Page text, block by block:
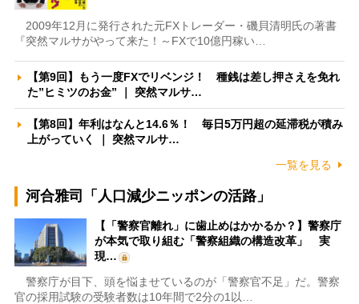
2009年12月に発行された元FXトレーダー・磯貝清明氏の著書
『突然マルサがやって来た！～FXで10億円稼い…
【第9回】もう一度FXでリベンジ！ 種銭は差し押さえを免れ
た”ヒミツのお金” ｜ 突然マルサ…
【第8回】年利はなんと14.6％！ 毎日5万円超の延滞税が積み
上がっていく ｜ 突然マルサ…
一覧を見る
河合雅司「人口減少ニッポンの活路」
【「警察官離れ」に歯止めはかかるか？】警察庁
が本気で取り組む「警察組織の構造改革」 実
現…
警察庁が目下、頭を悩ませているのが「警察官不足」だ。警察
官の採用試験の受験者数は10年間で2分の1以…